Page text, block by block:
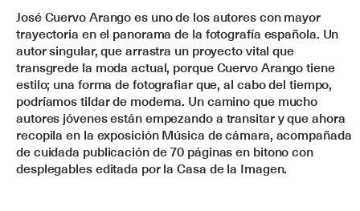
José Cuervo Arango es uno de los autores con mayor
trayectoria en el panorama de la fotografía española. Un
autor singular, que arrastra un proyecto vital que
transgrede la moda actual, porque Cuervo Arango tiene
estilo; una forma de fotografiar que, al cabo del tiempo,
podríamos tildar de moderna. Un camino que mucho
autores jóvenes están empezando a transitar y que ahora
recopila en la exposición Música de cámara, acompañada
de cuidada publicación de 70 páginas en bitono con
desplegables editada por la Casa de la Imagen.